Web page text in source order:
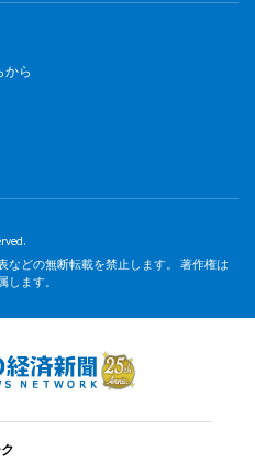
から
などの無断転載を禁止します。 著作権は
ます。